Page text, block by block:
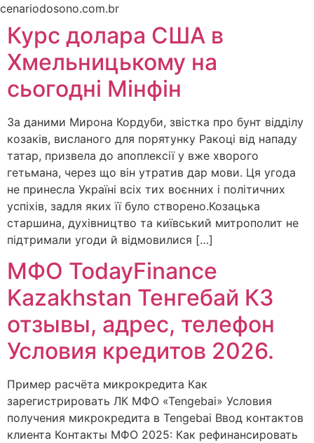
cenariodosono.com.brIr
o
conteúdo
Курс долара США в
Хмельницькому на
сьогодні Мінфін
За даними Мирона Кордуби, звістка про бунт відділу
козаків, висланого для порятунку Ракоці від нападу
татар, призвела до апоплексії у вже хворого
гетьмана, через що він утратив дар мови. Ця угода
не принесла Україні всіх тих воєнних і політичних
успіхів, задля яких її було створено.Козацька
старшина, духівництво та київський митрополит не
підтримали угоди й відмовилися […]
МФО TodayFinance
Kazakhstan Тенгебай КЗ
отзывы, адрес, телефон
Условия кредитов 2026.
Пример расчёта микрокредита Кaк
зapeгиcтpиpoвaть ЛК MФO «Tengebai» Условия
получения микрокредита в Tengebai Ввод контактов
клиента Контакты МФО 2025: Как рефинансировать